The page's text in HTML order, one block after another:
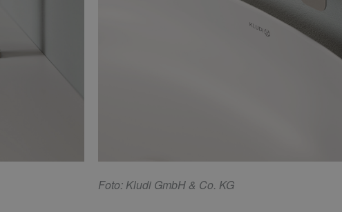
Foto: Kludi GmbH & Co. KG